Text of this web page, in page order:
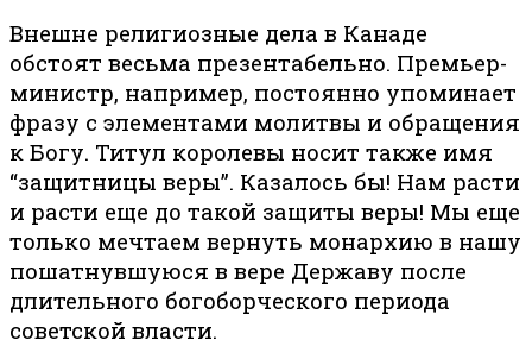
Внешне религиозные дела в Канаде
обстоят весьма презентабельно. Премьер-
министр, например, постоянно упоминает
фразу с элементами молитвы и обращения
к Богу. Титул королевы носит также имя
“защитницы веры”. Казалось бы! Нам расти
и расти еще до такой защиты веры! Мы еще
только мечтаем вернуть монархию в нашу
пошатнувшуюся в вере Державу после
длительного богоборческого периода
советской власти.